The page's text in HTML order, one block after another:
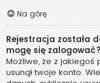
Na górę
Rejestracja została
mogę się
Możliwe, że z jakiegoś
usunął twoje konto.